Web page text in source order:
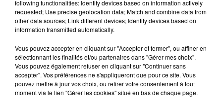
7 août 2026
Julien Lieb s’essaye à la vie de chatelain
dans son nouveau clip
7 août 2026
Madonna sort enfin le remix de « Love
Sensation » avec Kylie Minogue
following functionalities: Identify devices based on information actively
requested; Use precise geolocation data; Match and combine data from
other data sources; Link different devices; Identify devices based on
information transmitted automatically.
Vous pouvez accepter en cliquant sur "Accepter et fermer", ou affiner en
sélectionnant les finalités et/ou partenaires dans "Gérer mes choix".
Vous pouvez également refuser en cliquant sur "Continuer sans
accepter". Vos préférences ne s'appliqueront que pour ce site. Vous
pouvez mettre à jour vos choix, ou retirer votre consentement à tout
moment via le lien "Gérer les cookies" situé en bas de chaque page.